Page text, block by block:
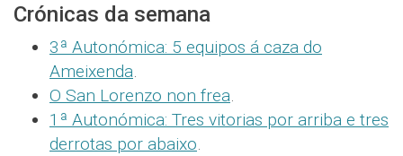
Crónicas da semana
3ª Autonómica: 5 equipos á caza do
Ameixenda.
O San Lorenzo non frea.
1ª Autonómica: Tres vitorias por arriba e tres
derrotas por abaixo.